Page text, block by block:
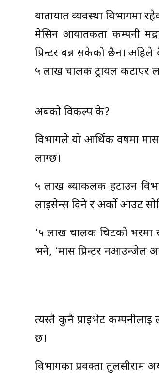
यातायात व्यवस्था विभागमा
मेसिन आयातकर्ता कम्पनी
प्रिन्टर बन्न सकेको छैन।
५ लाख चालक ट्रायल कटाएर
अबको विकल्प के?
विभागले यो आर्थिक वर्षमा
लाग्छ।
५ लाख ब्याकलक हटाउन
लाइसेन्स दिने र अर्को आउट
‘५ लाख चालक चिटको भरमा
भने, ‘मास प्रिन्टर नआउन्जेल
त्यस्तै कुनै प्राइभेट
छ।
विभागका प्रवक्ता तुलसीराम